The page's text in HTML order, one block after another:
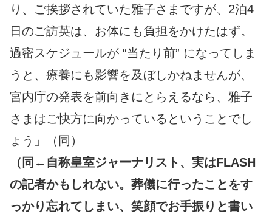
り、ご挨拶されていた雅子さまですが、2泊4
日のご訪英は、お体にも負担をかけたはず。
過密スケジュールが “当たり前” になってしま
うと、療養にも影響を及ぼしかねませんが、
宮内庁の発表を前向きにとらえるなら、雅子
さまはご快方に向かっているということでし
ょう」（同）
（同←自称皇室ジャーナリスト、実はFLASH
の記者かもしれない。葬儀に行ったことをす
っかり忘れてしまい、笑顔でお手振りと書い